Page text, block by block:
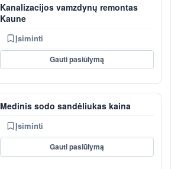
Kanalizacijos vamzdynų remontas
Kaune
Įsiminti
Gauti pasiūlymą
Medinis sodo sandėliukas kaina
Įsiminti
Gauti pasiūlymą